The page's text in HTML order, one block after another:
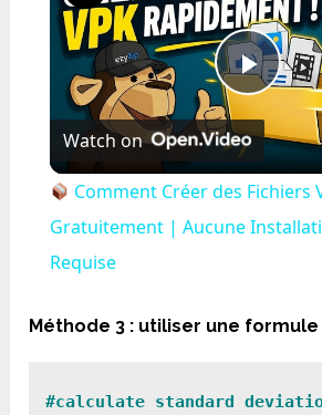
Play
Watch on
Comment Créer des Fichiers
Gratuitement | Aucune
Requise
Méthode 3 : utiliser une
#calculate standard